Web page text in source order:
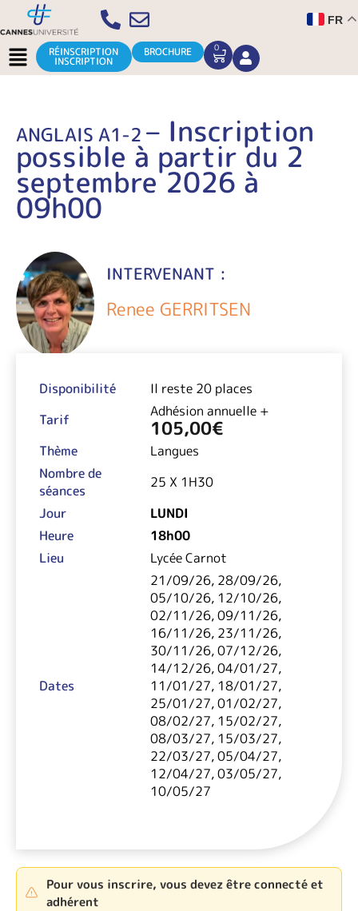
Aller
au
contenu
FR
Menu RÉINSCRIPTION
INSCRIPTION
BROCHURE 0
CART
ANGLAIS A1-2 – Inscription
possible à partir du 2
septembre 2026 à
09h00
INTERVENANT :
Renee GERRITSEN
Disponibilité
Il reste 20 places
Tarif
Adhésion annuelle +
105,00€
Thème
Langues
Nombre de
séances
25 X 1H30
Jour
LUNDI
Heure
18h00
Lieu
Lycée Carnot
Dates
21/09/26, 28/09/26,
05/10/26, 12/10/26,
02/11/26, 09/11/26,
16/11/26, 23/11/26,
30/11/26, 07/12/26,
14/12/26, 04/01/27,
11/01/27, 18/01/27,
25/01/27, 01/02/27,
08/02/27, 15/02/27,
08/03/27, 15/03/27,
22/03/27, 05/04/27,
12/04/27, 03/05/27,
10/05/27
Pour vous inscrire, vous devez être connecté et
adhérent